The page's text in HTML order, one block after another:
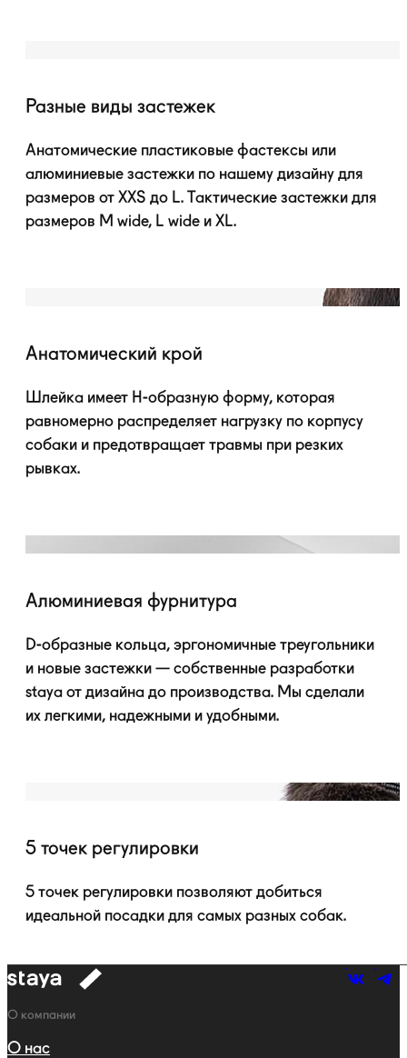
Разные виды застежек
Анатомические пластиковые фастексы или
алюминиевые застежки по нашему дизайну для
размеров от XXS до L. Тактические застежки для
размеров M wide, L wide и XL.
Анатомический крой
Шлейка имеет H-образную форму, которая
равномерно распределяет нагрузку по корпусу
собаки и предотвращает травмы при резких
рывках.
Алюминиевая фурнитура
D-образные кольца, эргономичные треугольники
и новые застежки — собственные разработки
staya от дизайна до производства. Мы сделали
их легкими, надежными и удобными.
5 точек регулировки
5 точек регулировки позволяют добиться
идеальной посадки для самых разных собак.
к
Навигация
О компании
О нас